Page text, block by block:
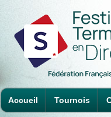
Accueil Tournois